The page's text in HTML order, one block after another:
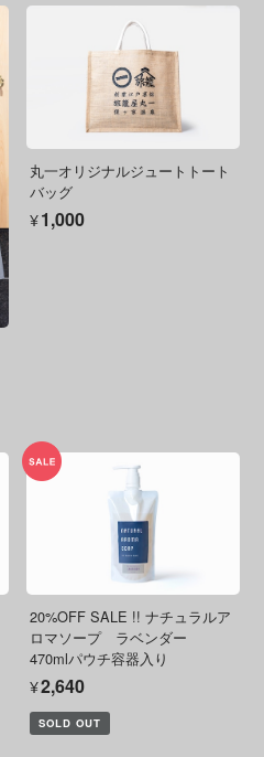
丸一オリジナルジュートトート
バッグ
¥1,000
20%OFF SALE !! ナチュラルア
ロマソープ ラベンダー
470mlパウチ容器入り
¥2,640
SOLD OUT